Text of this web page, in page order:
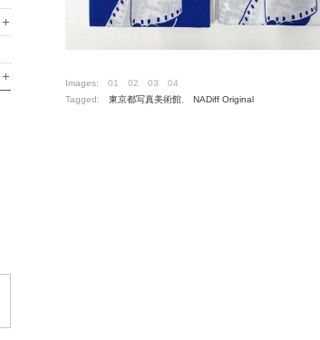
Images: 01 02 03
04
Tagged: 東京都写真美術館 NADiff Original